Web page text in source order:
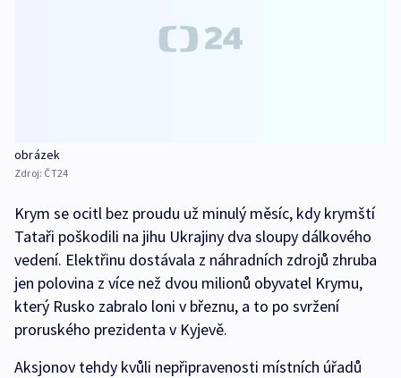
obrázek
Zdroj: ČT24
Krym se ocitl bez proudu už minulý měsíc, kdy krymští
Tataři poškodili na jihu Ukrajiny dva sloupy dálkového
vedení. Elektřinu dostávala z náhradních zdrojů zhruba
jen polovina z více než dvou milionů obyvatel Krymu,
který Rusko zabralo loni v březnu, a to po svržení
proruského prezidenta v Kyjevě.
Aksjonov tehdy kvůli nepřipravenosti místních úřadů